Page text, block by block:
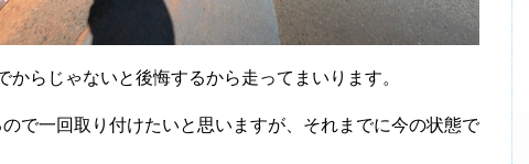
らじゃないと後悔するから走ってまいります。
で一回取り付けたいと思いますが、それまでに今の状態で